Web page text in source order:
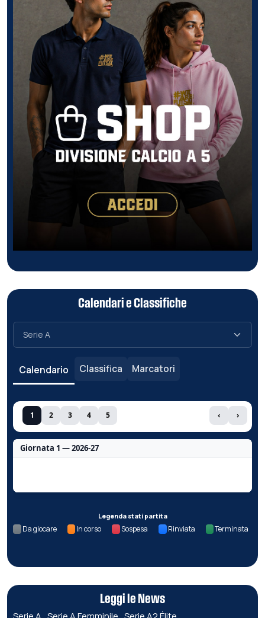
Calendari e Classifiche
Calendario Classifica Marcatori
1 2 3 4 5 ‹ ›
Giornata 1 — 2026-27
Legenda stati partita
Da giocare In corso Sospesa Rinviata Terminata
Leggi le News